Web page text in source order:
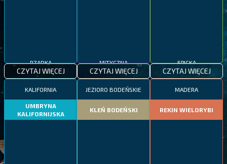
CZYTAJ WIĘCEJ CZYTAJ WIĘCEJ CZYTAJ WIĘCEJ
KALIFORNIA
UMBRYNA
KALIFORNIJSKA
JEZIORO BODEŃSKIE
KLEŃ BODEŃSKI
MADERA
REKIN WIELORYBI